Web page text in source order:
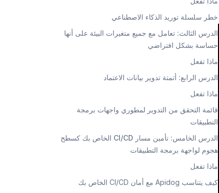
خطر سلسلة توريد الذكاء الاصطناعي
الدرس الثالث: تعامل مع جميع متغيرات البيئة على أنها
حساسة بشكل افتراضي
ماذا تفعل
الدرس الرابع: أتمتة تدوير بيانات الاعتماد
ماذا تفعل
قائمة التحقق من التدوير لمطوري واجهات برمجة
التطبيقات
الدرس الخامس: تأمين مسار CI/CD الخاص بك كسطح
هجوم لواجهة برمجة التطبيقات
ماذا تفعل
كيف يتناسب Apidog مع أمان CI/CD الخاص بك